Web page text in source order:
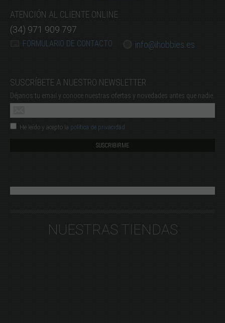
ATENCIÓN AL CLIENTE ONLINE
(34) 971 909 797
FORMULARIO DE CONTACTO info@ihobbies.es
SUSCRÍBETE A NUESTRO NEWSLETTER
Déjanos tu email y conoce nuestras ofertas y novedades antes que nadie.
He leído y acepto la política de privacidad
NUESTRAS TIENDAS